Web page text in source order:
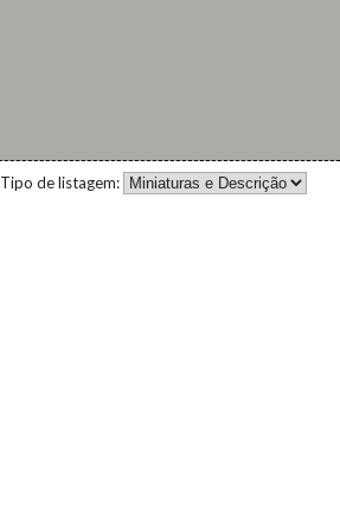
Tipo de listagem: